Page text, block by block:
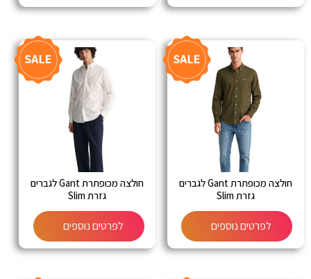
חולצה מכופתרת Gant לגברים
גזרת Slim
לפרטים נוספים
חולצה מכופתרת Gant לגברים
גזרת Slim
לפרטים נוספים